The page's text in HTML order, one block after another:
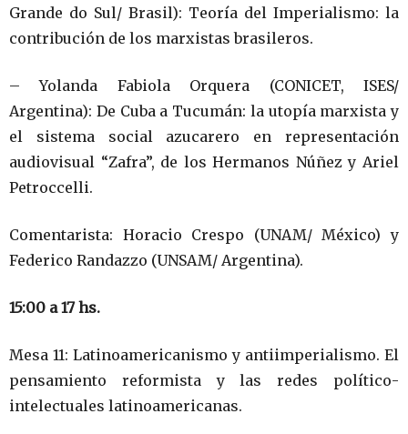
Grande do Sul/ Brasil): Teoría del Imperialismo: la
contribución de los marxistas brasileros.
– Yolanda Fabiola Orquera (CONICET, ISES/
Argentina): De Cuba a Tucumán: la utopía marxista y
el sistema social azucarero en representación
audiovisual “Zafra”, de los Hermanos Núñez y Ariel
Petroccelli.
Comentarista: Horacio Crespo (UNAM/ México) y
Federico Randazzo (UNSAM/ Argentina).
15:00 a 17 hs.
Mesa 11: Latinoamericanismo y antiimperialismo. El
pensamiento reformista y las redes político-
intelectuales latinoamericanas.